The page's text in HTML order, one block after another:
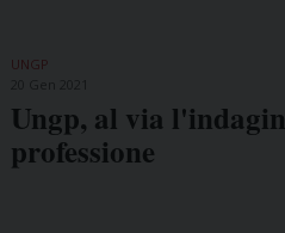
UNGP
Ungp, al via
professione